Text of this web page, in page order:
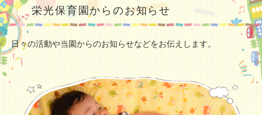
栄光保育園からのお知らせ
日々の活動や当園からのお知らせなどをお伝えします。